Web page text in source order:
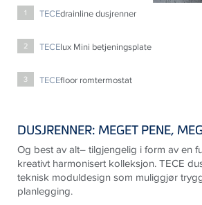
1 TECEdrainline dusjrenner
2 TECElux Mini betjeningsplate
3 TECEfloor romtermostat
DUSJRENNER: MEGET PENE,
Og best av alt– tilgjengelig i form av en
kreativt harmonisert kolleksjon. TECE
teknisk moduldesign som muliggjør
planlegging.